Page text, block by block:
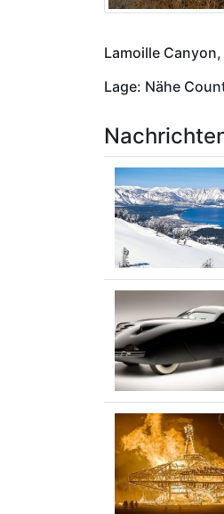
Lamoille
Lage: Nähe